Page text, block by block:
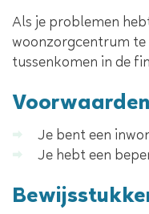
Inhoud
Als je problemen
woonzorgcentrum te
tussenkomen in de
Voorwaarden
Je bent een
Je hebt een